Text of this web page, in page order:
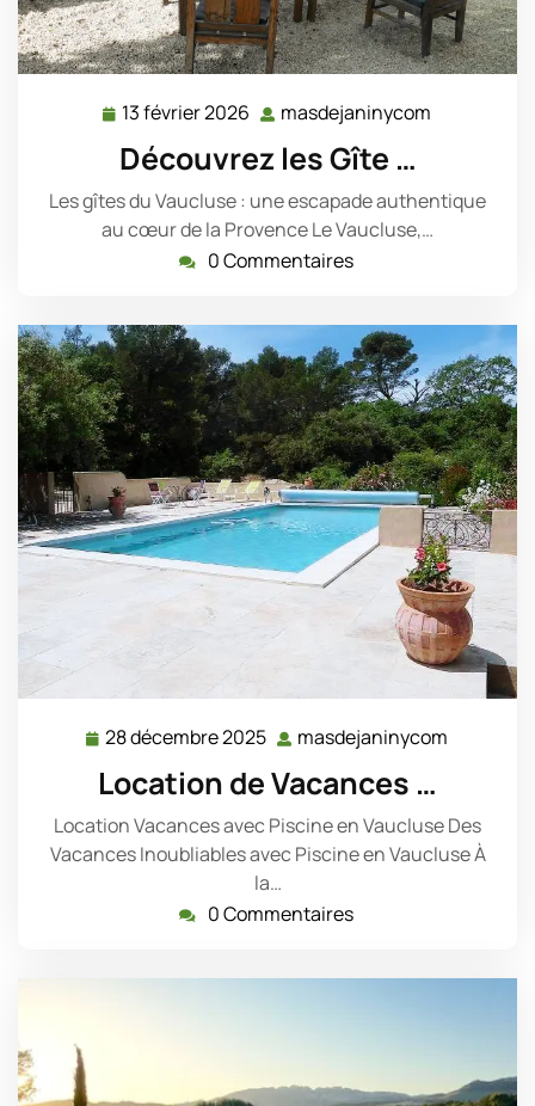
13 février 2026 13
février
2026
masdejaninycom
Découvrez les Gîte …
Les gîtes du Vaucluse : une escapade authentique
au cœur de la Provence Le Vaucluse,…
0 Commentaires
28 décembre 2025 28
décembre
2025
masdejaninycom
Location de Vacances …
Location Vacances avec Piscine en Vaucluse Des
Vacances Inoubliables avec Piscine en Vaucluse À
la…
0 Commentaires